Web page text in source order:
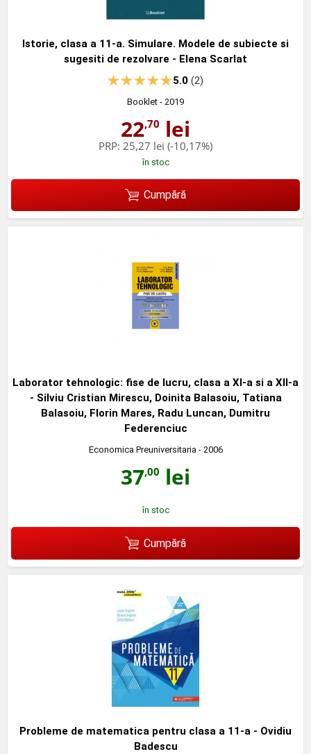
Istorie, clasa a 11-a. Simulare. Modele de subiecte si
sugesiti de rezolvare - Elena Scarlat
5.0(2)
Booklet - 2019
22,70 lei
PRP: 25,27 lei (-10,17%)
în stoc
Cumpără
Laborator tehnologic: fise de lucru, clasa a XI-a si a XII-a
- Silviu Cristian Mirescu, Doinita Balasoiu, Tatiana
Balasoiu, Florin Mares, Radu Luncan, Dumitru
Federenciuc
Economica Preuniversitaria- 2006
37,00 lei
în stoc
Cumpără
Probleme de matematica pentru clasa a 11-a - Ovidiu
Badescu